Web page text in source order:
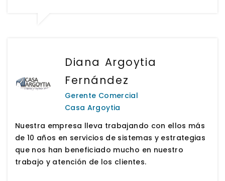
Diana Argoytia
Fernández
Gerente Comercial
Casa Argoytia
Nuestra empresa lleva trabajando con ellos más
de 10 años en servicios de sistemas y estrategias
que nos han beneficiado mucho en nuestro
trabajo y atención de los clientes.